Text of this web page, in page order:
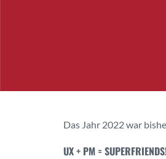
Das Jahr 2022 war
UX + PM =